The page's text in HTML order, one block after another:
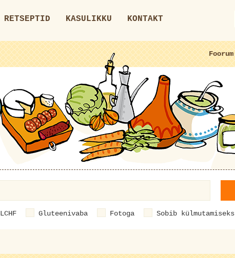
RETSEPTID KASULIKKU KONTAKT
Foorum
LCHF Gluteenivaba Fotoga Sobib külmutamiseks